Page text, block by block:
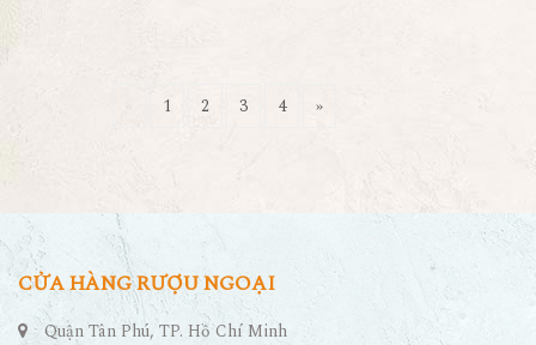
1 2 3 4 »
CỬA HÀNG RƯỢU NGOẠI
Quận Tân Phú, TP. Hồ Chí Minh